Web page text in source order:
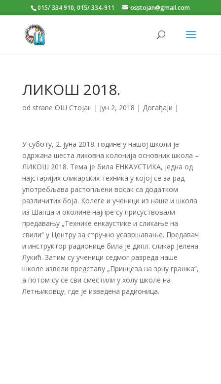
015/ 334 910, 015/ 334-911 osstojan@gmail.com
ЛИКОШ 2018.
od strane ОШ Стојан | јун 2, 2018 | Догађаји |
У суботу, 2. јуна 2018. године у нашој школи је
одржана шеста ликовна колонија основних школа –
ЛИКОШ 2018. Тема је била ЕНКАУСТИКА, једна од
најстаријих сликарских техника у којој се за рад
употребљава растопљени восак са додатком
различитих боја. Колеге и ученици из наше и школа
из Шапца и околине најпре су присуствовали
предавању „Технике енкаустике и сликање на
свили“ у Центру за стручно усавршавање. Предавач
и инструктор радионице била је дипл. сликар Јелена
Лукић. Затим су ученици седмог разреда наше
школе извели представу „Принцеза на зрну грашка“,
а потом су се сви сместили у холу школе на
Летњиковцу, где је изведена радионица.